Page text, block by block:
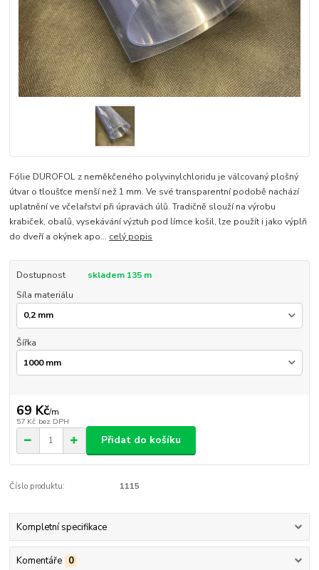
Fólie DUROFOL z neměkčeného polyvinylchloridu je válcovaný plošný
útvar o tloušťce menší než 1 mm. Ve své transparentní podobě nachází
uplatnění ve včelařství při úpravách úlů. Tradičně slouží na výrobu
krabiček, obalů, vysekávání výztuh pod límce košil, lze použít i jako výplň
do dveří a okýnek apo... celý popis
Dostupnost
skladem 135 m
Síla materiálu
Šířka
69 Kč/m
57 Kč bez DPH
Přidat do košíku
Číslo produktu: 1115
Kompletní specifikace
Komentáře 0